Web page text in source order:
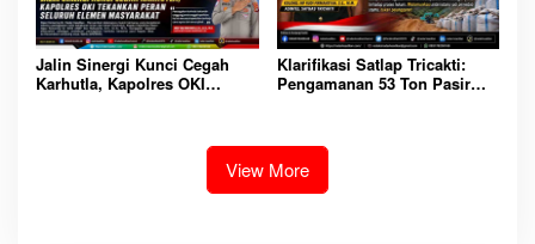
Jalin Sinergi Kunci Cegah
Karhutla, Kapolres OKI
Klarifikasi Satlap Tricakti:
Pengamanan 53 Ton Pasir
Berjalan
View More